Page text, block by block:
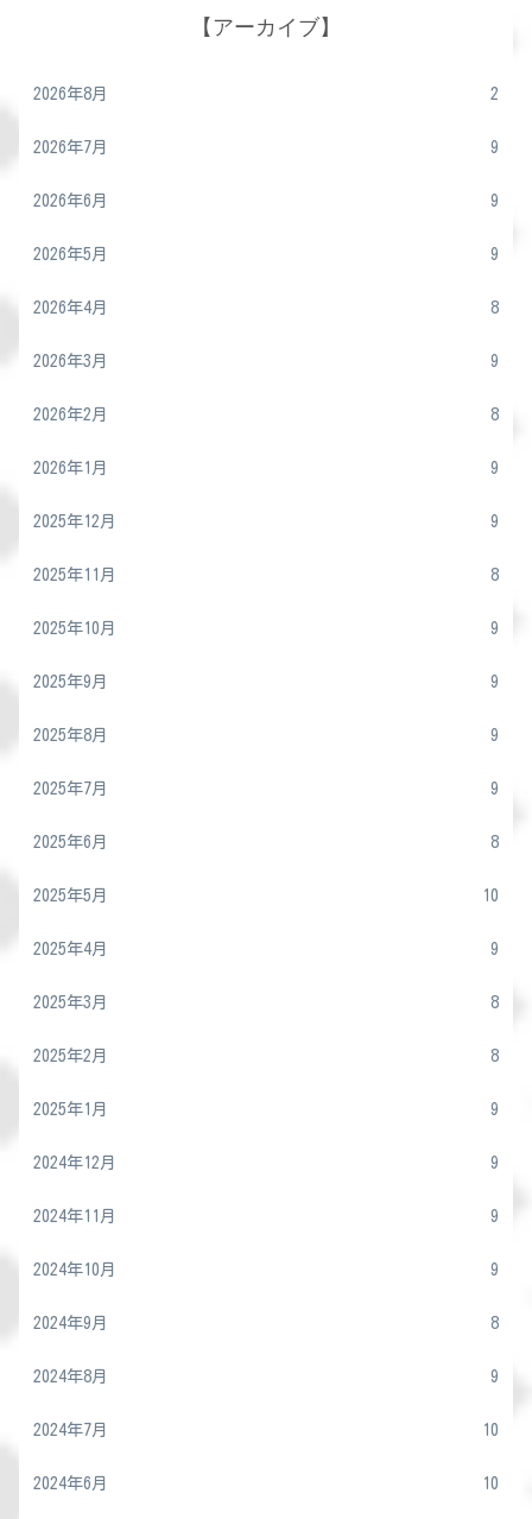
【アーカイブ】
2026年8月 2
2026年7月 9
2026年6月 9
2026年5月 9
2026年4月 8
2026年3月 9
2026年2月 8
2026年1月 9
2025年12月 9
2025年11月 8
2025年10月 9
2025年9月 9
2025年8月 9
2025年7月 9
2025年6月 8
2025年5月 10
2025年4月 9
2025年3月 8
2025年2月 8
2025年1月 9
2024年12月 9
2024年11月 9
2024年10月 9
2024年9月 8
2024年8月 9
2024年7月 10
2024年6月 10